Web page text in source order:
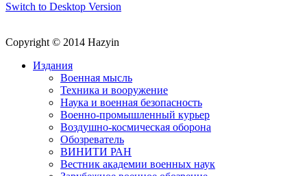
Switch to Desktop Version
Copyright © 2014 Hazyin
Издания
Военная мысль
Техника и вооружение
Наука и военная безопасность
Военно-промышленный курьер
Воздушно-космическая оборона
Обозреватель
ВИНИТИ РАН
Вестник академии военных наук